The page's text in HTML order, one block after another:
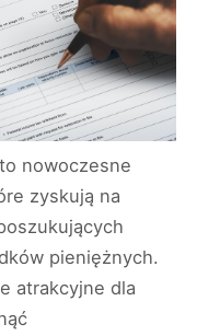
nowoczesne
zyskują na
pieniężnych.
atrakcyjne dla